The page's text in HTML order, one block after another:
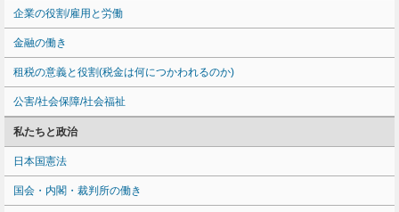
企業の役割/雇用と労働
金融の働き
租税の意義と役割(税金は何につかわれるのか)
公害/社会保障/社会福祉
私たちと政治
日本国憲法
国会・内閣・裁判所の働き